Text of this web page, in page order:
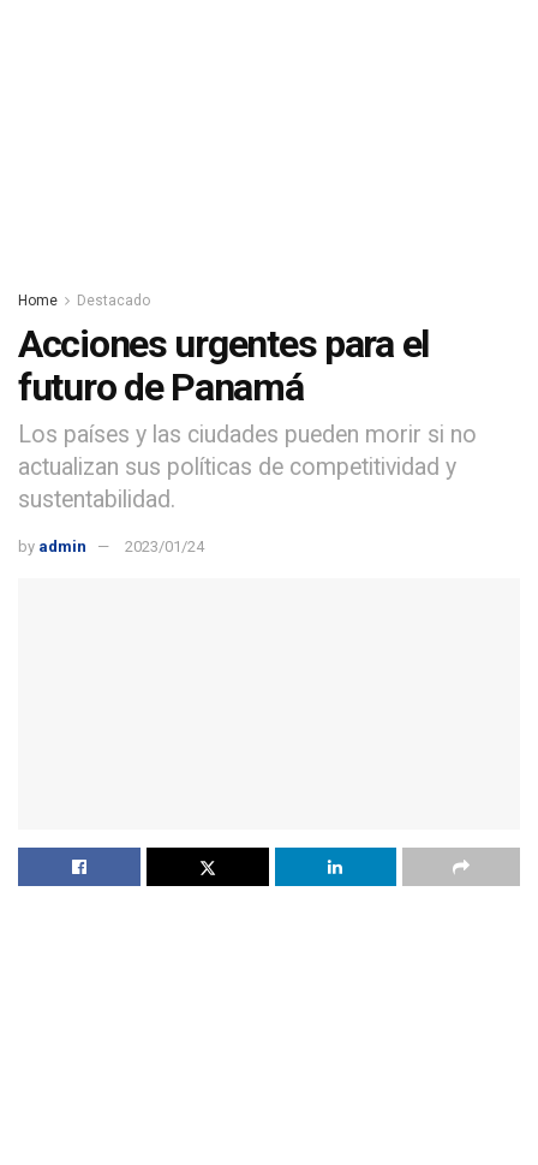
Home Destacado
Acciones urgentes para el
futuro de Panamá
Los países y las ciudades pueden morir si no
actualizan sus políticas de competitividad y
sustentabilidad.
by admin 2023/01/24